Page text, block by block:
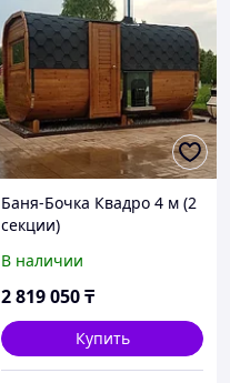
Баня-Бочка Квадро 4 м (2
секции)
В наличии
2 819 050₸
Купить